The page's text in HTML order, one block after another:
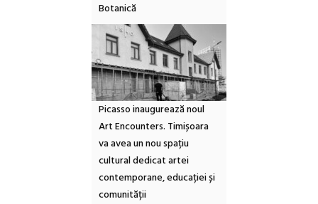
Botanică
Picasso inaugurează noul
Art Encounters. Timișoara
va avea un nou spațiu
cultural dedicat artei
contemporane, educației și
comunității